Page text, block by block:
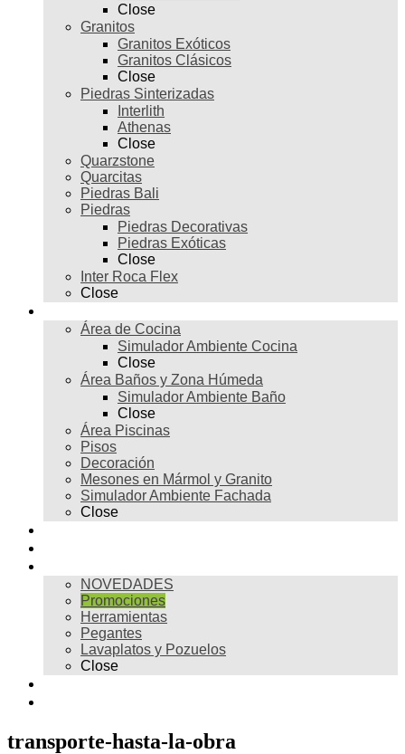
Close
Granitos
Granitos Exóticos
Granitos Clásicos
Close
Piedras Sinterizadas
Interlith
Athenas
Close
Quarzstone
Quarcitas
Piedras Bali
Piedras
Piedras Decorativas
Piedras Exóticas
Close
Inter Roca Flex
Close
Área de Cocina
Simulador Ambiente Cocina
Close
Área Baños y Zona Húmeda
Simulador Ambiente Baño
Close
Área Piscinas
Pisos
Decoración
Mesones en Mármol y Granito
Simulador Ambiente Fachada
Close
NOVEDADES
Promociones
Herramientas
Pegantes
Lavaplatos y Pozuelos
Close
transporte-hasta-la-obra